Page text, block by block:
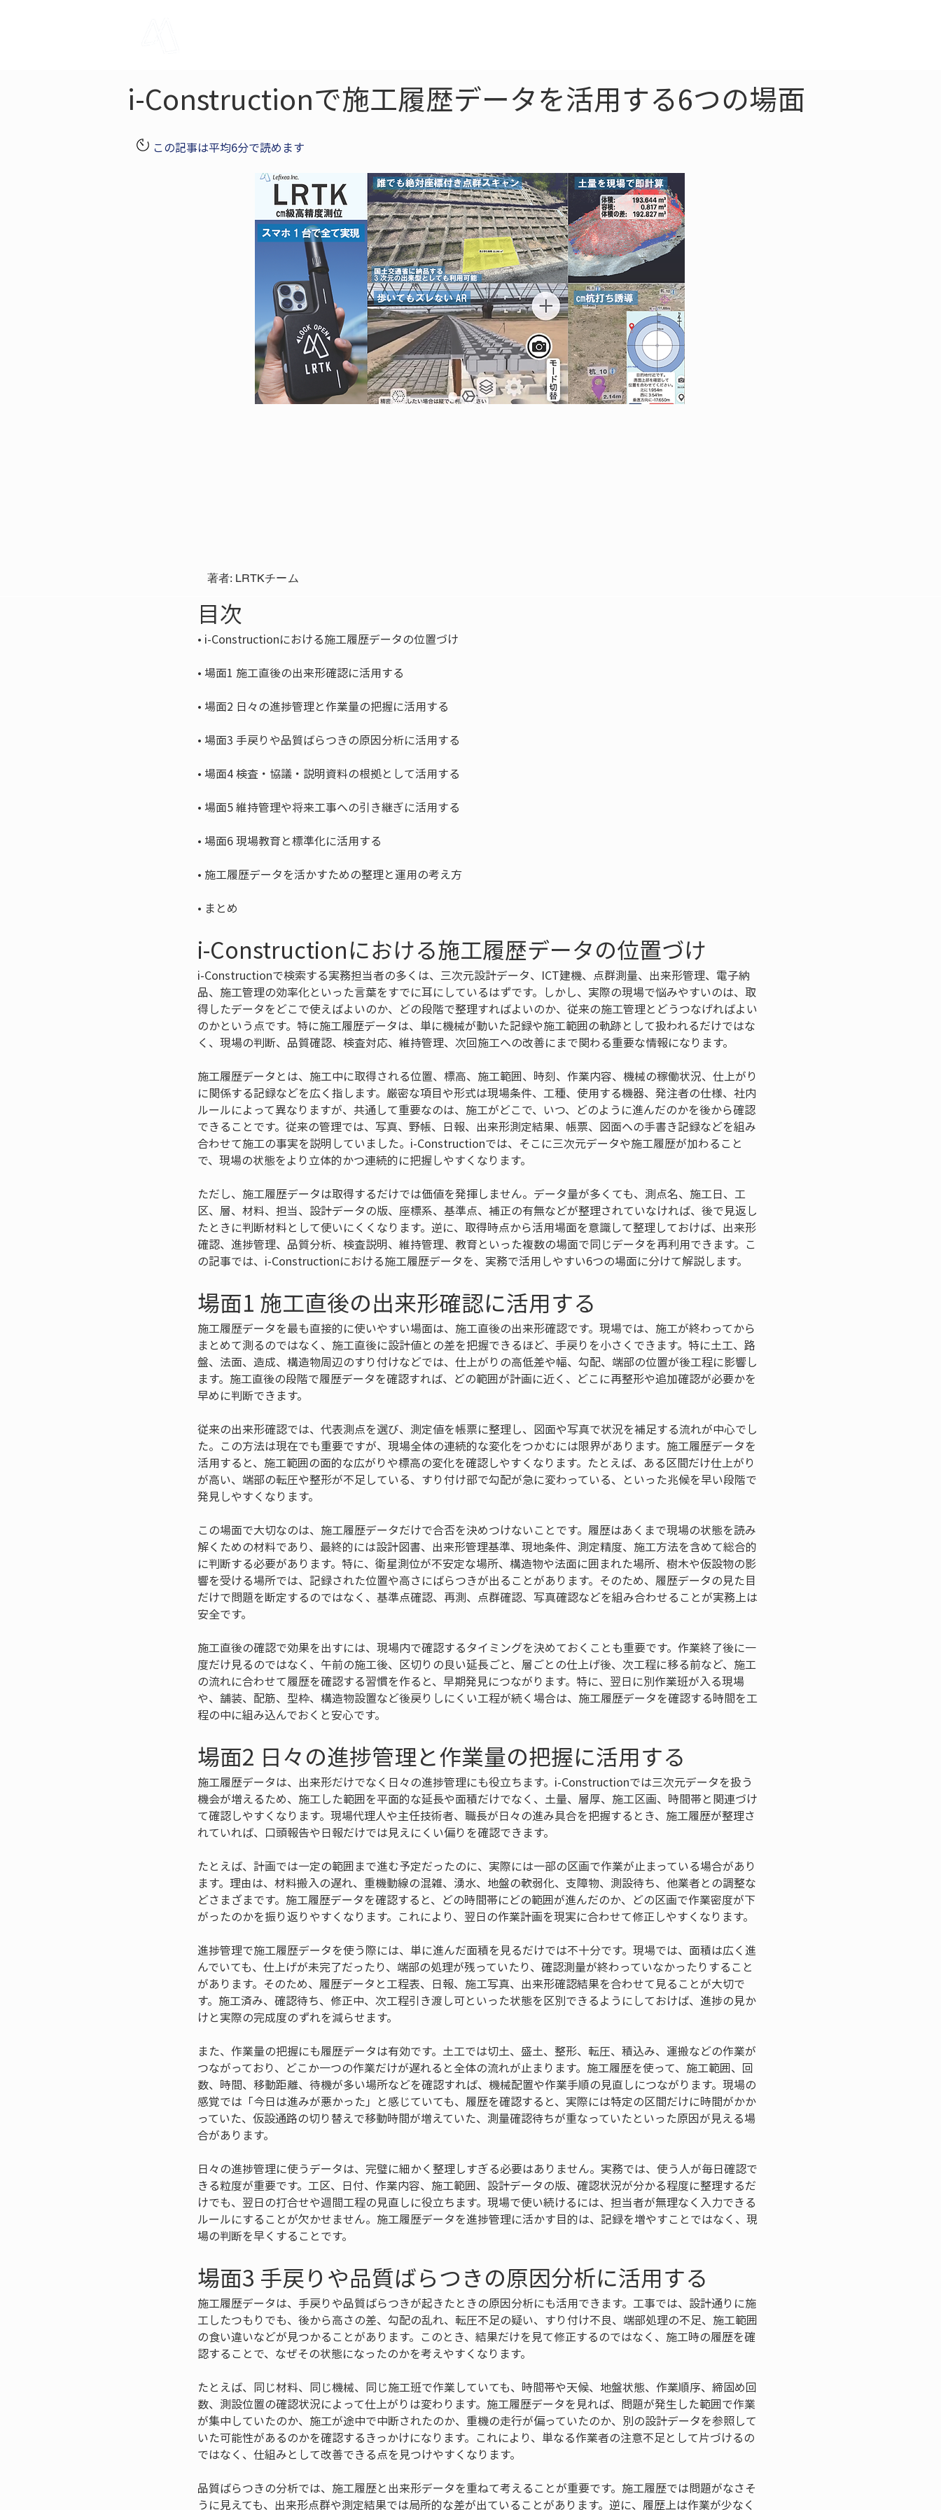
i-Constructionで施工履歴データを活用する6つの場面
この記事は平均6分で読めます
著者: LRTKチーム
目次
•
•
•
•
•
•
•
•
• まとめ
i-Constructionにおける施工履歴データの位置づけ
i-Constructionで検索する実務担当者の多くは、三次元設計データ、ICT建機、点群測量、出来形管理、電子納
品、施工管理の効率化といった言葉をすでに耳にしているはずです。しかし、実際の現場で悩みやすいのは、取
得したデータをどこで使えばよいのか、どの段階で整理すればよいのか、従来の施工管理とどうつなげればよい
のかという点です。特に施工履歴データは、単に機械が動いた記録や施工範囲の軌跡として扱われるだけではな
く、現場の判断、品質確認、検査対応、維持管理、次回施工への改善にまで関わる重要な情報になります。
施工履歴データとは、施工中に取得される位置、標高、施工範囲、時刻、作業内容、機械の稼働状況、仕上がり
に関係する記録などを広く指します。厳密な項目や形式は現場条件、工種、使用する機器、発注者の仕様、社内
ルールによって異なりますが、共通して重要なのは、施工がどこで、いつ、どのように進んだのかを後から確認
できることです。従来の管理では、写真、野帳、日報、出来形測定結果、帳票、図面への手書き記録などを組み
合わせて施工の事実を説明していました。i-Constructionでは、そこに三次元データや施工履歴が加わること
で、現場の状態をより立体的かつ連続的に把握しやすくなります。
ただし、施工履歴データは取得するだけでは価値を発揮しません。データ量が多くても、測点名、施工日、工
区、層、材料、担当、設計データの版、座標系、基準点、補正の有無などが整理されていなければ、後で見返し
たときに判断材料として使いにくくなります。逆に、取得時点から活用場面を意識して整理しておけば、出来形
確認、進捗管理、品質分析、検査説明、維持管理、教育といった複数の場面で同じデータを再利用できます。こ
の記事では、i-Constructionにおける施工履歴データを、実務で活用しやすい6つの場面に分けて解説します。
場面1 施工直後の出来形確認に活用する
施工履歴データを最も直接的に使いやすい場面は、施工直後の出来形確認です。現場では、施工が終わってから
まとめて測るのではなく、施工直後に設計値との差を把握できるほど、手戻りを小さくできます。特に土工、路
盤、法面、造成、構造物周辺のすり付けなどでは、仕上がりの高低差や幅、勾配、端部の位置が後工程に影響し
ます。施工直後の段階で履歴データを確認すれば、どの範囲が計画に近く、どこに再整形や追加確認が必要かを
早めに判断できます。
従来の出来形確認では、代表測点を選び、測定値を帳票に整理し、図面や写真で状況を補足する流れが中心でし
た。この方法は現在でも重要ですが、現場全体の連続的な変化をつかむには限界があります。施工履歴データを
活用すると、施工範囲の面的な広がりや標高の変化を確認しやすくなります。たとえば、ある区間だけ仕上がり
が高い、端部の転圧や整形が不足している、すり付け部で勾配が急に変わっている、といった兆候を早い段階で
発見しやすくなります。
この場面で大切なのは、施工履歴データだけで合否を決めつけないことです。履歴はあくまで現場の状態を読み
解くための材料であり、最終的には設計図書、出来形管理基準、現地条件、測定精度、施工方法を含めて総合的
に判断する必要があります。特に、衛星測位が不安定な場所、構造物や法面に囲まれた場所、樹木や仮設物の影
響を受ける場所では、記録された位置や高さにばらつきが出ることがあります。そのため、履歴データの見た目
だけで問題を断定するのではなく、基準点確認、再測、点群確認、写真確認などを組み合わせることが実務上は
安全です。
施工直後の確認で効果を出すには、現場内で確認するタイミングを決めておくことも重要です。作業終了後に一
度だけ見るのではなく、午前の施工後、区切りの良い延長ごと、層ごとの仕上げ後、次工程に移る前など、施工
の流れに合わせて履歴を確認する習慣を作ると、早期発見につながります。特に、翌日に別作業班が入る現場
や、舗装、配筋、型枠、構造物設置など後戻りしにくい工程が続く場合は、施工履歴データを確認する時間を工
程の中に組み込んでおくと安心です。
場面2 日々の進捗管理と作業量の把握に活用する
施工履歴データは、出来形だけでなく日々の進捗管理にも役立ちます。i-Constructionでは三次元データを扱う
機会が増えるため、施工した範囲を平面的な延長や面積だけでなく、土量、層厚、施工区画、時間帯と関連づけ
て確認しやすくなります。現場代理人や主任技術者、職長が日々の進み具合を把握するとき、施工履歴が整理さ
れていれば、口頭報告や日報だけでは見えにくい偏りを確認できます。
たとえば、計画では一定の範囲まで進む予定だったのに、実際には一部の区画で作業が止まっている場合があり
ます。理由は、材料搬入の遅れ、重機動線の混雑、湧水、地盤の軟弱化、支障物、測設待ち、他業者との調整な
どさまざまです。施工履歴データを確認すると、どの時間帯にどの範囲が進んだのか、どの区画で作業密度が下
がったのかを振り返りやすくなります。これにより、翌日の作業計画を現実に合わせて修正しやすくなります。
進捗管理で施工履歴データを使う際には、単に進んだ面積を見るだけでは不十分です。現場では、面積は広く進
んでいても、仕上げが未完了だったり、端部の処理が残っていたり、確認測量が終わっていなかったりすること
があります。そのため、履歴データと工程表、日報、施工写真、出来形確認結果を合わせて見ることが大切で
す。施工済み、確認待ち、修正中、次工程引き渡し可といった状態を区別できるようにしておけば、進捗の見か
けと実際の完成度のずれを減らせます。
また、作業量の把握にも履歴データは有効です。土工では切土、盛土、整形、転圧、積込み、運搬などの作業が
つながっており、どこか一つの作業だけが遅れると全体の流れが止まります。施工履歴を使って、施工範囲、回
数、時間、移動距離、待機が多い場所などを確認すれば、機械配置や作業手順の見直しにつながります。現場の
感覚では「今日は進みが悪かった」と感じていても、履歴を確認すると、実際には特定の区間だけに時間がかか
っていた、仮設通路の切り替えで移動時間が増えていた、測量確認待ちが重なっていたといった原因が見える場
合があります。
日々の進捗管理に使うデータは、完璧に細かく整理しすぎる必要はありません。実務では、使う人が毎日確認で
きる粒度が重要です。工区、日付、作業内容、施工範囲、設計データの版、確認状況が分かる程度に整理するだ
けでも、翌日の打合せや週間工程の見直しに役立ちます。現場で使い続けるには、担当者が無理なく入力できる
ルールにすることが欠かせません。施工履歴データを進捗管理に活かす目的は、記録を増やすことではなく、現
場の判断を早くすることです。
場面3 手戻りや品質ばらつきの原因分析に活用する
施工履歴データは、手戻りや品質ばらつきが起きたときの原因分析にも活用できます。工事では、設計通りに施
工したつもりでも、後から高さの差、勾配の乱れ、転圧不足の疑い、すり付け不良、端部処理の不足、施工範囲
の食い違いなどが見つかることがあります。このとき、結果だけを見て修正するのではなく、施工時の履歴を確
認することで、なぜその状態になったのかを考えやすくなります。
たとえば、同じ材料、同じ機械、同じ施工班で作業していても、時間帯や天候、地盤状態、作業順序、締固め回
数、測設位置の確認状況によって仕上がりは変わります。施工履歴データを見れば、問題が発生した範囲で作業
が集中していたのか、施工が途中で中断されたのか、重機の走行が偏っていたのか、別の設計データを参照して
いた可能性があるのかを確認するきっかけになります。これにより、単なる作業者の注意不足として片づけるの
ではなく、仕組みとして改善できる点を見つけやすくなります。
品質ばらつきの分析では、施工履歴と出来形データを重ねて考えることが重要です。施工履歴では問題がなさそ
うに見えても、出来形点群や測定結果では局所的な差が出ていることがあります。逆に、履歴上は作業が少なく